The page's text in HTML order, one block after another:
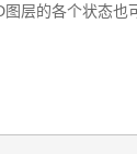
图层的各个状态也